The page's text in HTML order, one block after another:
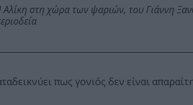
Αλίκη στη χώρα των ψαριών, του Γιάννη
πως γονιός δεν είναι